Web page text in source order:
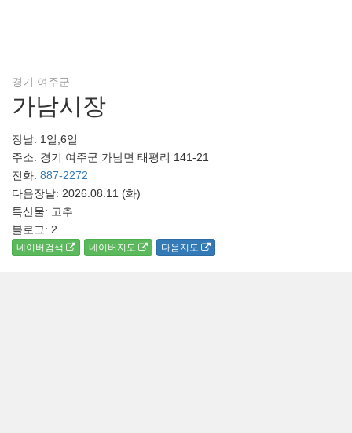
경기 여주군
가남시장
장날: 1일,6일
주소: 경기 여주군 가남면 태평리 141-21
전화: 887-2272
다음장날: 2026.08.11 (화)
특산물: 고추
블로그: 2
네이버검색 네이버지도 다음지도